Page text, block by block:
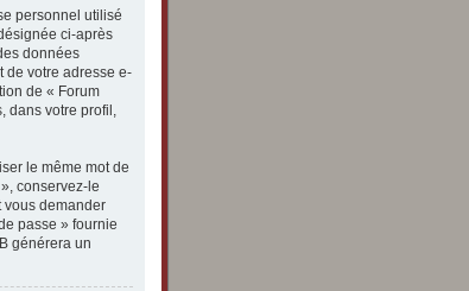
personnel utilisé
ci-après
données
de votre adresse e-
de « Forum
dans votre profil,
le même mot de
conservez-le
vous demander
passe » fournie
générera un